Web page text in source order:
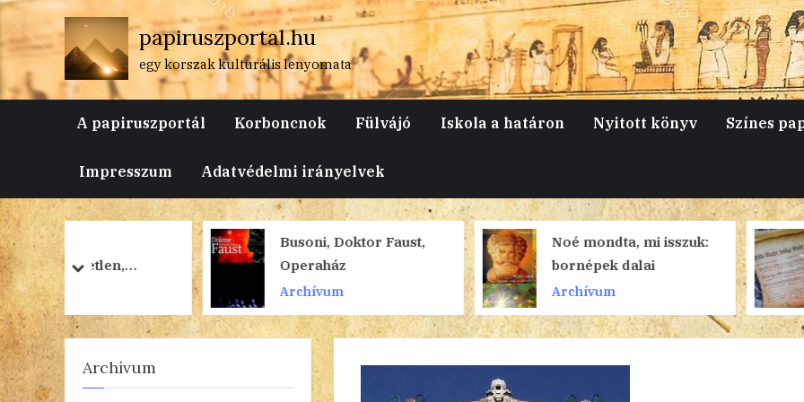
Skip
to
content
papiruszportal.hu
egy korszak kulturális lenyomata
A papiruszportál Korboncnok Fülvájó Iskola a határon Nyitott könyv Színes
Impresszum Adatvédelmi irányelvek
Busoni, Doktor Faust,
Operaház
Archívum
Noé mondta, mi isszuk:
bornépek dalai
Archívum
Stille Nacht! –
legismertebb
karácsonyi
története
Archívum
prev
next
Archívum